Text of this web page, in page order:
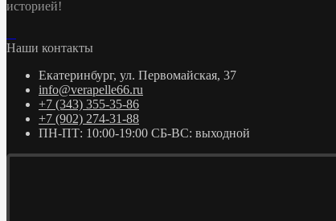
историей!
Наши контакты
Екатеринбург, ул. Первомайская, 37
info@verapelle66.ru
+7 (343) 355-35-86
+7 (902) 274-31-88
ПН-ПТ: 10:00-19:00 СБ-ВС: выходной